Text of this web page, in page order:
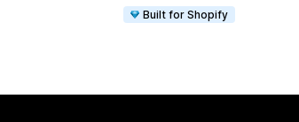
Built for Shopify